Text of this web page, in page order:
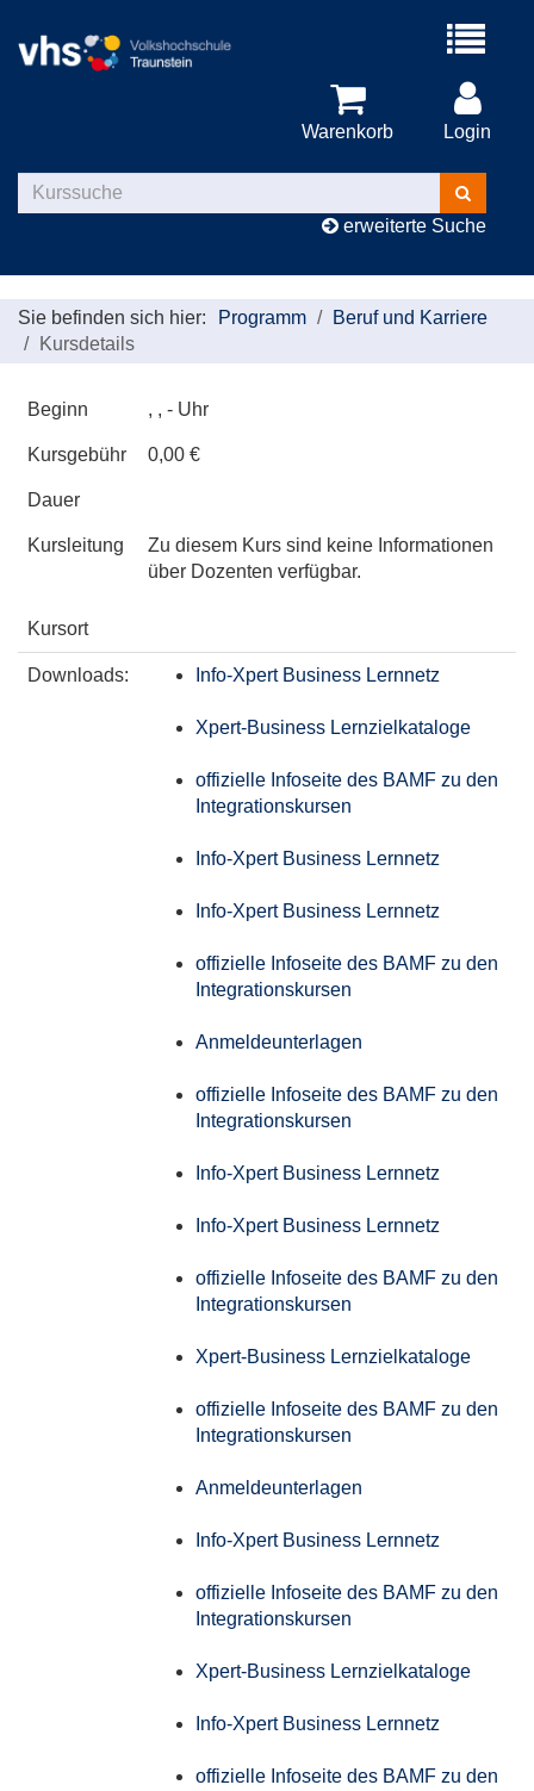
Menü
Warenkorb Login
Kurse
suchen
erweiterte Suche
Sie befinden sich hier: Programm
Beruf und Karriere
Kursdetails
Beginn , , - Uhr
Kursgebühr 0,00 €
Dauer
Kursleitung
Zu diesem Kurs sind keine Informationen
über Dozenten verfügbar.
Kursort
Downloads: Info-Xpert Business Lernnetz
Xpert-Business Lernzielkataloge
offizielle Infoseite des BAMF zu den
Integrationskursen
Info-Xpert Business Lernnetz
Info-Xpert Business Lernnetz
offizielle Infoseite des BAMF zu den
Integrationskursen
Anmeldeunterlagen
offizielle Infoseite des BAMF zu den
Integrationskursen
Info-Xpert Business Lernnetz
Info-Xpert Business Lernnetz
offizielle Infoseite des BAMF zu den
Integrationskursen
Xpert-Business Lernzielkataloge
offizielle Infoseite des BAMF zu den
Integrationskursen
Anmeldeunterlagen
Info-Xpert Business Lernnetz
offizielle Infoseite des BAMF zu den
Integrationskursen
Xpert-Business Lernzielkataloge
Info-Xpert Business Lernnetz
offizielle Infoseite des BAMF zu den